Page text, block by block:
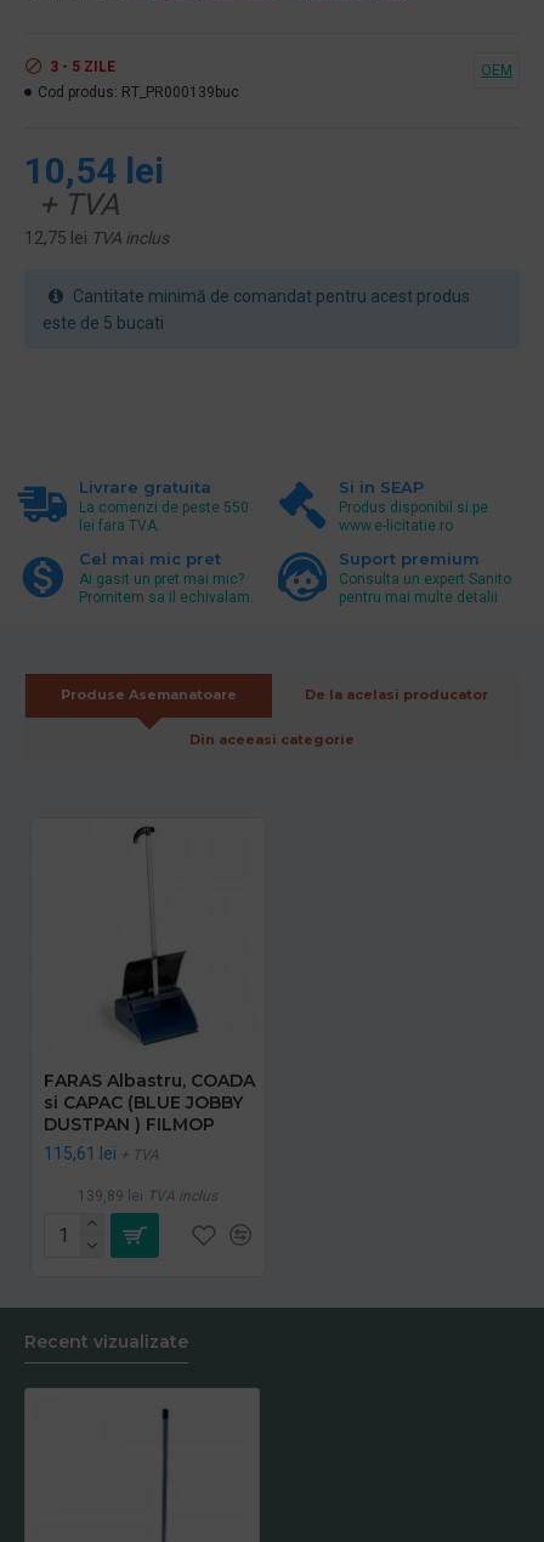
10,54 lei
+ TVA
12,75 lei TVA inclus
3 - 5 ZILE
Cod produs: RT_PR000139buc
OEM
Cantitate minimă de comandat pentru acest produs
este de 5 bucati
Livrare gratuita
La comenzi de peste 550
lei fara TVA.
Si in SEAP
Produs disponibil si pe
www.e-licitatie.ro
Cel mai mic pret
Ai gasit un pret mai mic?
Promitem sa il echivalam.
Suport premium
Consulta un expert Sanito
pentru mai multe detalii
Produse Asemanatoare De la acelasi producator
Din aceeasi categorie
FARAS Albastru, COADA
si CAPAC (BLUE JOBBY
DUSTPAN ) FILMOP
115,61 lei + TVA
139,89 lei TVA inclus
Recent vizualizate